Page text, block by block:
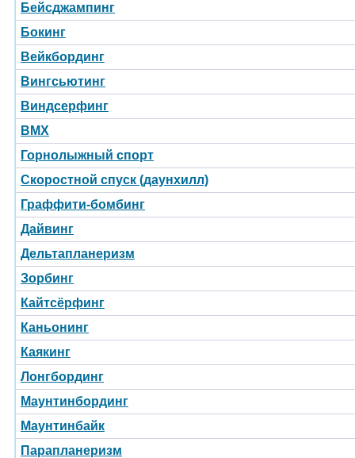
Бейсджампинг
Бокинг
Вейкбординг
Вингсьютинг
Виндсерфинг
BMX
Горнолыжный спорт
Скоростной спуск (даунхилл)
Граффити-бомбинг
Дайвинг
Дельтапланеризм
Зорбинг
Кайтсёрфинг
Каньонинг
Каякинг
Лонгбординг
Маунтинбординг
Маунтинбайк
Парапланеризм